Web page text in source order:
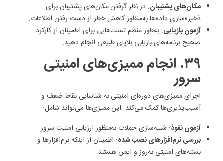
مکان‌های پشتیبان: در نظر گرفتن مکان‌های پشتیبان برای
ذخیره‌سازی داده‌ها به‌منظور کاهش خطر از دست رفتن اطلاعات.
آزمون بازیابی: به‌طور منظم تست‌هایی برای اطمینان از کارکرد
صحیح برنامه‌های بازیابی بلایای طبیعی انجام دهید.
۳۹. انجام ممیزی‌های امنیتی
سرور
اجرای ممیزی‌های دوره‌ای امنیتی به شناسایی نقاط ضعف و
آسیب‌پذیری‌ها کمک می‌کند. این ممیزی‌ها می‌تواند شامل:
آزمون نفوذ: شبیه‌سازی حملات به‌منظور ارزیابی امنیت سرور.
بررسی نرم‌افزارهای نصب شده: اطمینان از اینکه نرم‌افزارها و
بسته‌های امنیتی به‌روز و ایمن هستند.